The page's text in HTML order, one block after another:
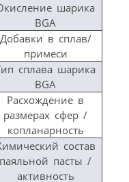
шарика
BGA
Добавки в сплав/
примеси
сплава шарика
BGA
Расхождение в
размерах сфер /
копланарность
состав
паяльной пасты /
активность